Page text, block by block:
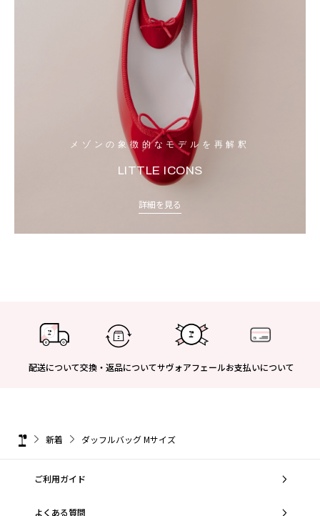
メゾンの象徴的なモデルを再解釈
LITTLE ICONS
詳細を見る
配送について交換・返品についてサヴォアフェールお支払いについて
新着 ダッフルバッグ Mサイズ
ご利用ガイド
よくある質問